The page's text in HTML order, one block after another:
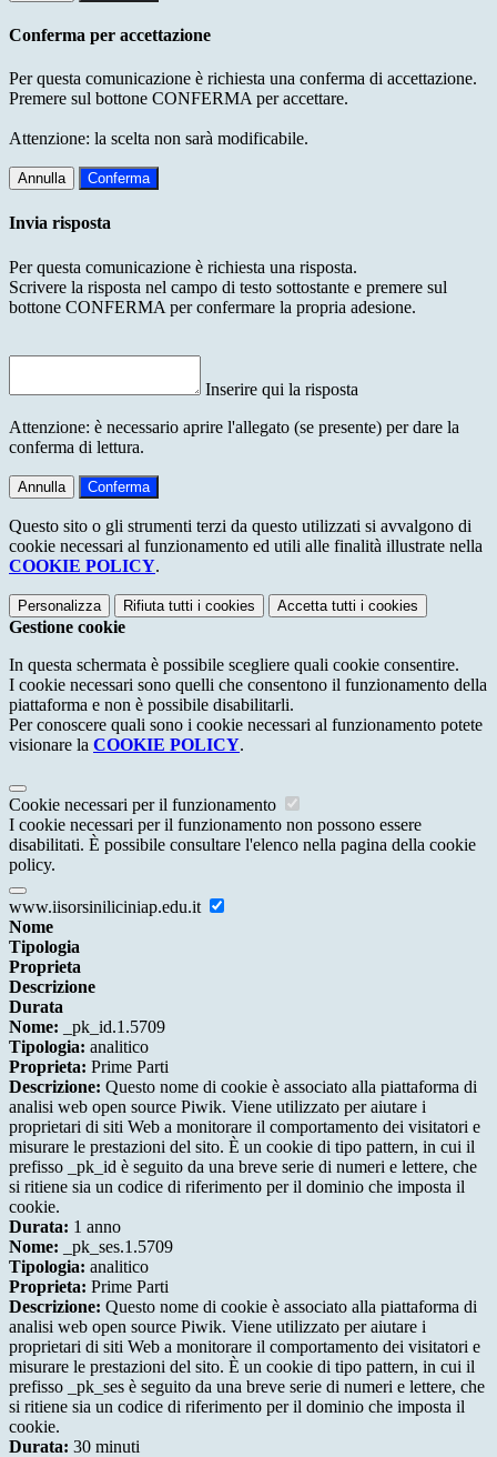
Conferma per accettazione
Per questa comunicazione è richiesta una conferma di accettazione.
Premere sul bottone CONFERMA per accettare.
Attenzione: la scelta non sarà modificabile.
Annulla Conferma
Invia risposta
Per questa comunicazione è richiesta una risposta.
Scrivere la risposta nel campo di testo sottostante e premere sul
bottone CONFERMA per confermare la propria adesione.
Inserire qui la risposta
Attenzione: è necessario aprire l'allegato (se presente) per dare la
conferma di lettura.
Annulla Conferma
Questo sito o gli strumenti terzi da questo utilizzati si avvalgono di
cookie necessari al funzionamento ed utili alle finalità illustrate nella
COOKIE POLICY.
Personalizza Rifiuta tutti i cookies Accetta tutti i cookies
Gestione cookie
In questa schermata è possibile scegliere quali cookie consentire.
I cookie necessari sono quelli che consentono il funzionamento della
piattaforma e non è possibile disabilitarli.
Per conoscere quali sono i cookie necessari al funzionamento potete
visionare la COOKIE POLICY.
Cookie necessari per il funzionamento
I cookie necessari per il funzionamento non possono essere
disabilitati. È possibile consultare l'elenco nella pagina della cookie
policy.
www.iisorsiniliciniap.edu.it
Nome
Tipologia
Proprieta
Descrizione
Durata
Nome: _pk_id.1.5709
Tipologia: analitico
Proprieta: Prime Parti
Descrizione: Questo nome di cookie è associato alla piattaforma di
analisi web open source Piwik. Viene utilizzato per aiutare i
proprietari di siti Web a monitorare il comportamento dei visitatori e
misurare le prestazioni del sito. È un cookie di tipo pattern, in cui il
prefisso _pk_id è seguito da una breve serie di numeri e lettere, che
si ritiene sia un codice di riferimento per il dominio che imposta il
cookie.
Durata: 1 anno
Nome: _pk_ses.1.5709
Tipologia: analitico
Proprieta: Prime Parti
Descrizione: Questo nome di cookie è associato alla piattaforma di
analisi web open source Piwik. Viene utilizzato per aiutare i
proprietari di siti Web a monitorare il comportamento dei visitatori e
misurare le prestazioni del sito. È un cookie di tipo pattern, in cui il
prefisso _pk_ses è seguito da una breve serie di numeri e lettere, che
si ritiene sia un codice di riferimento per il dominio che imposta il
cookie.
Durata: 30 minuti